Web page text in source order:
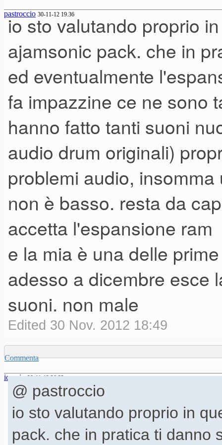
https://www.yousendit.com/
phi_action=app/
https://www.yousendit.com/
phi_action=app/
https://www.yousendit.com/
phi_action=app/
pastroccio 30-11-12 19.36
io sto valutando proprio
ajamsonic pack. che in
ed eventualmente
fa impazzine ce ne sono
hanno fatto tanti suoni
audio drum originali)
problemi audio,
non è basso. resta da
accetta l'espansione ram
e la mia è una delle
adesso a dicembre esce
suoni. non male
Edited 30 Nov. 2012 18:49
Commenta
icaroio 30-11-12 20.32
@ pastroccio
io sto valutando proprio in
pack. che in pratica ti danno